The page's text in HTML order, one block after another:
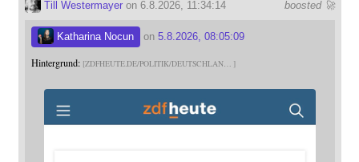
boosted 🚀
Till Westermayeron 6.8.2026, 11:34:14
Katharina Nocun on 5.8.2026, 08:05:09
Hintergrund: ZDFHEUTE.DE/POLITIK/DEUTSCHLAN